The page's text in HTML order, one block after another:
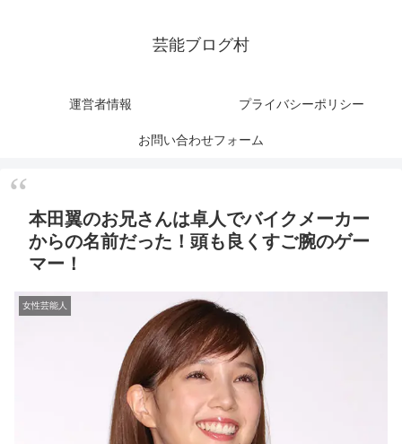
芸能ブログ村
運営者情報 プライバシーポリシー
お問い合わせフォーム
本田翼のお兄さんは卓人でバイクメーカー
からの名前だった！頭も良くすご腕のゲー
マー！
女性芸能人